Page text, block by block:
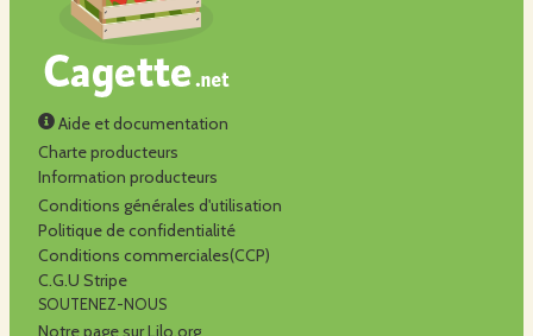
Aide et documentation
Charte producteurs
Information producteurs
Conditions générales d'utilisation
Politique de confidentialité
Conditions commerciales(CCP)
C.G.U Stripe
SOUTENEZ-NOUS
Notre page sur Lilo.org